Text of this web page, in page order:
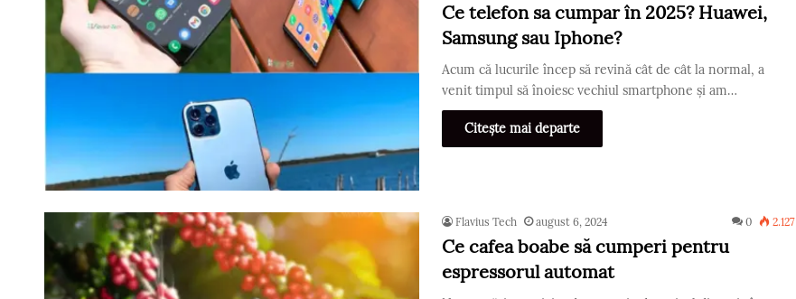
Ce telefon sa cumpar în 2025? Huawei,
Samsung sau Iphone?
Acum că lucurile încep să revină cât de cât la normal, a
venit timpul să înoiesc vechiul smartphone și am…
Citește mai departe
Flavius Tech august 6, 2024 0 2.127
Ce cafea boabe să cumperi pentru
espressorul automat